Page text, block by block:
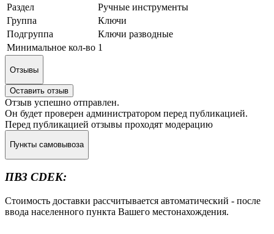
Раздел
Ручные инструменты
Группа
Ключи
Подгруппа
Ключи разводные
Минимальное кол-во 1
Отзывы
Оставить отзыв
Отзыв успешно отправлен.
Он будет проверен администратором перед публикацией.
Перед публикацией отзывы проходят модерацию
Пункты самовывоза
ПВЗ CDEK:
Стоимость доставки рассчитывается автоматический - после
ввода населенного пункта Вашего местонахождения.